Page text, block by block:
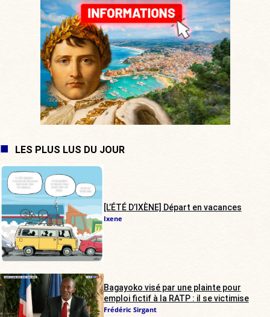
LES PLUS LUS DU JOUR
[L’ÉTÉ D’IXÈNE] Départ en vacances
Ixene
Bagayoko visé par une plainte pour
emploi fictif à la RATP : il se victimise
Frédéric Sirgant